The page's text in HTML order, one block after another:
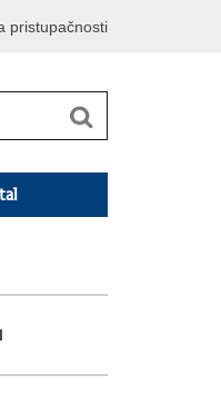
pristupačnosti